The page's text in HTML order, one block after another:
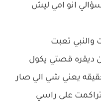
انو امي ليش
والنبي تعبت
ديقره قصتي يكول
يعني شي الي صار
على راسي